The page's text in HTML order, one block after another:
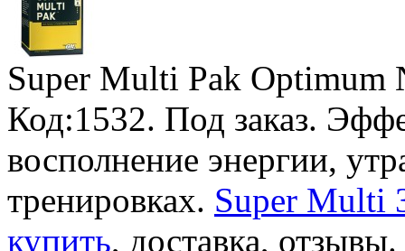
Super Multi Pak Optimum
Код:1532. Под заказ.
восполнение энергии,
тренировках. Super Multi
купить, доставка, отзывы.